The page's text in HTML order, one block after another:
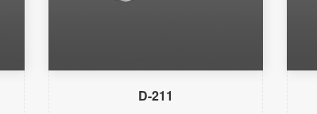
D-211